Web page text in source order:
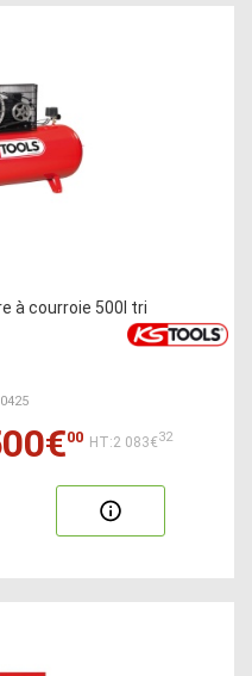
à courroie 500l tri
00 HT:2 083€32